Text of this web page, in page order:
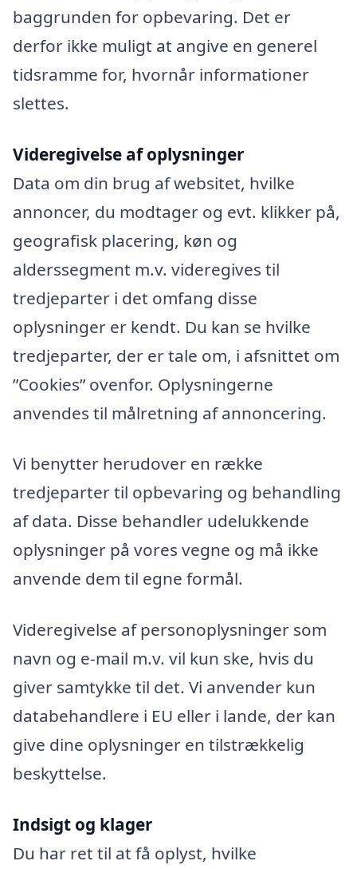
baggrunden for opbevaring. Det er
derfor ikke muligt at angive en generel
tidsramme for, hvornår informationer
slettes.
Videregivelse af oplysninger
Data om din brug af websitet, hvilke
annoncer, du modtager og evt. klikker på,
geografisk placering, køn og
alderssegment m.v. videregives til
tredjeparter i det omfang disse
oplysninger er kendt. Du kan se hvilke
tredjeparter, der er tale om, i afsnittet om
”Cookies” ovenfor. Oplysningerne
anvendes til målretning af annoncering.
Vi benytter herudover en række
tredjeparter til opbevaring og behandling
af data. Disse behandler udelukkende
oplysninger på vores vegne og må ikke
anvende dem til egne formål.
Videregivelse af personoplysninger som
navn og e-mail m.v. vil kun ske, hvis du
giver samtykke til det. Vi anvender kun
databehandlere i EU eller i lande, der kan
give dine oplysninger en tilstrækkelig
beskyttelse.
Indsigt og klager
Du har ret til at få oplyst, hvilke